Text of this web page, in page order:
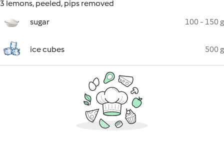
3 lemons, peeled, pips removed
sugar
100 - 150 g
ice cubes 500 g